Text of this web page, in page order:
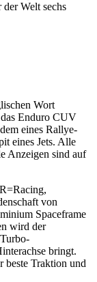
Welt sechs
Wort
Enduro CUV
eines Rallye-
eines Jets. Alle
Anzeigen sind auf
von
Spaceframe
wird der
bringt.
beste Traktion und